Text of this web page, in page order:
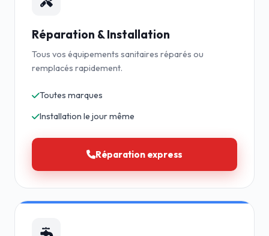
Réparation & Installation
Tous vos équipements sanitaires réparés ou
remplacés rapidement.
Toutes marques
Installation le jour même
Réparation express